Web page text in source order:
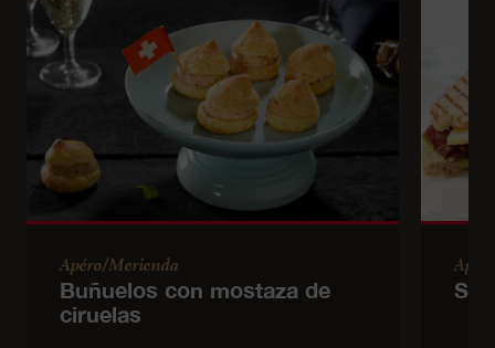
Apéro/Merienda
Buñuelos con mostaza de
ciruelas